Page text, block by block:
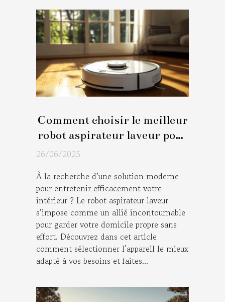
Comment choisir le meilleur
robot aspirateur laveur pour
votre domicile ?
26/06/2025
À la recherche d’une solution moderne
pour entretenir efficacement votre
intérieur ? Le robot aspirateur laveur
s’impose comme un allié incontournable
pour garder votre domicile propre sans
effort. Découvrez dans cet article
comment sélectionner l’appareil le mieux
adapté à vos besoins et faites...